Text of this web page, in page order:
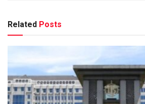
Related Posts